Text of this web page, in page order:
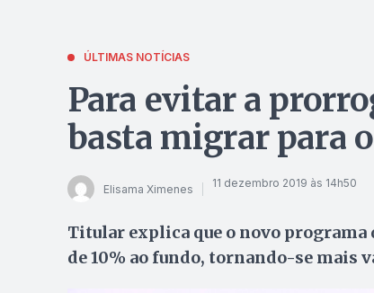
ÚLTIMAS NOTÍCIAS
Para evitar a
basta migrar para
Elisama Ximenes 11 dezembro 2019 às 14h50
Titular explica que o novo
de 10% ao fundo, tornando-se mais